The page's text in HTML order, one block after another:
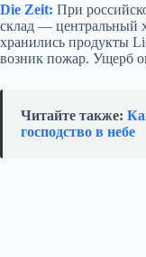
Die Zeit: При
склад — центральный
хранились продукты
возник пожар. Ущерб
Читайте также:
господство в небе